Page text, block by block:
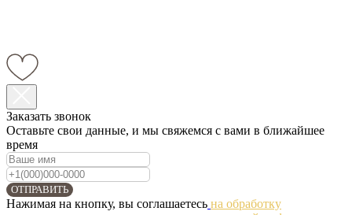
Заказать звонок
Оставьте свои данные, и мы свяжемся с вами в ближайшее
время
ОТПРАВИТЬ
Нажимая на кнопку, вы соглашаетесь на обработку